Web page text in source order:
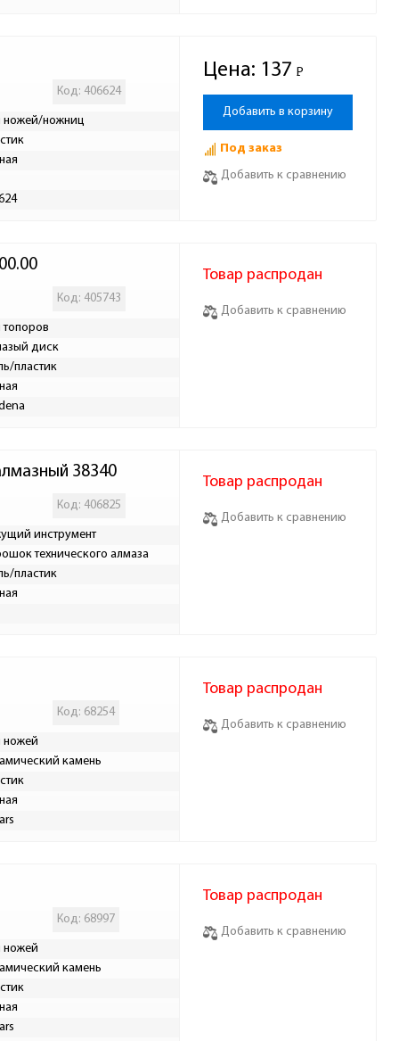
Код: 406624
ножей/ножниц
Цена: 137 Р
-
Добавить в корзину
Под заказ
Добавить к сравнению
Код: 405743
топоров
диск
пластик
Товар распродан
Добавить к сравнению
38340
Код: 406825
инструмент
технического алмаза
пластик
Товар распродан
Добавить к сравнению
Код: 68254
ножей
камень
Товар распродан
Добавить к сравнению
Код: 68997
ножей
камень
Товар распродан
Добавить к сравнению